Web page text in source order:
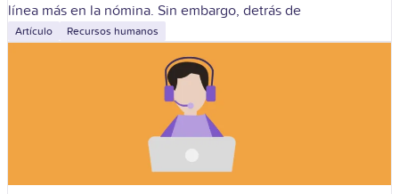
línea más en la nómina. Sin embargo, detrás de
Artículo Recursos humanos